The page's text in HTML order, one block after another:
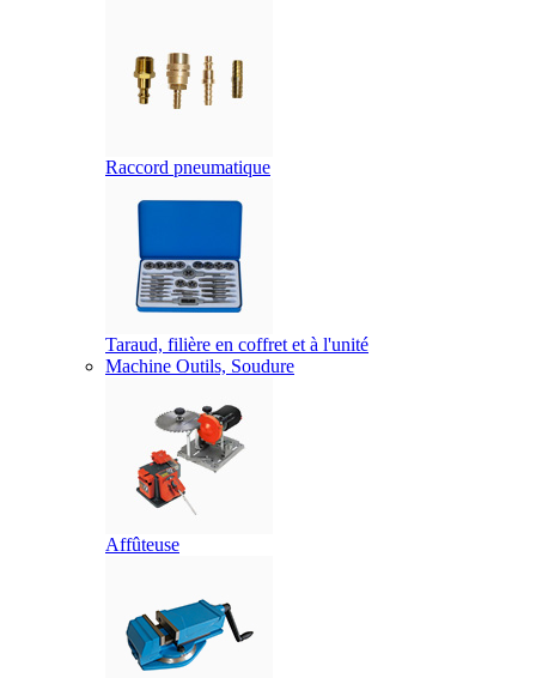
Raccord pneumatique
Taraud, filière en coffret et à l'unité
Machine Outils, Soudure
Affûteuse